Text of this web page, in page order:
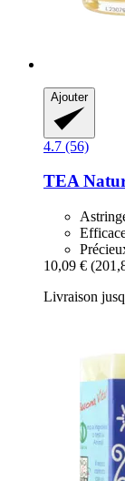
Ajouter
4.7 (56)
TEA
10,09 €
Livraison